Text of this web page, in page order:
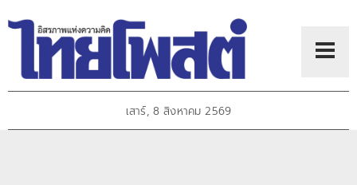
เสาร์, 8 สิงหาคม 2569